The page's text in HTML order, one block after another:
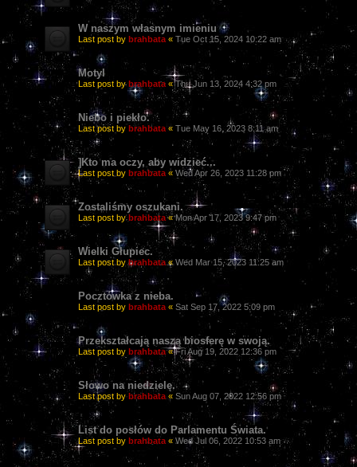
W naszym własnym imieniu
Last post by brahbata « Tue Oct 15, 2024 10:22 am
Motyl
Last post bybrahbata «Thu Jun 13, 2024 4:32 pm
Niebo i piekło.
Last post by brahbata« Tue May 16, 2023 8:11 am
]Kto ma oczy, aby widzieć...
Last post by brahbata « Wed Apr 26, 2023 11:28 pm
Zostaliśmy oszukani.
Last post bybrahbata«Mon Apr 17, 2023 9:47 pm
Wielki Głupiec.
Last post bybrahbata «Wed Mar 15, 2023 11:25 am
Pocztówka z nieba.
Last post by brahbata « Sat Sep 17, 2022 5:09 pm
Przekształcają naszą biosferę w swoją.
Last post by brahbata«Fri Aug 19, 2022 12:36 pm
Słowo na niedzielę.
Last post by brahbata « Sun Aug 07, 2022 12:56 pm
List do posłów do Parlamentu Świata.
Last post by brahbata « Wed Jul 06, 2022 10:53 am